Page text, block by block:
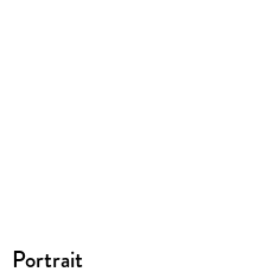
Portrait